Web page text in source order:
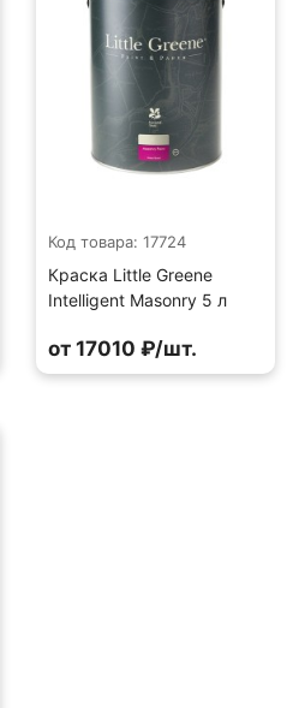
Код товара: 17724
Краска Little Greene
Intelligent Masonry 5 л
от 17010 ₽/шт.